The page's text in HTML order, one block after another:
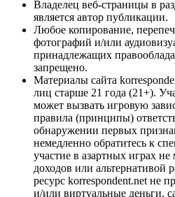
Владелец веб-страницы в
является автор публикации.
Любое копирование,
фотографий и/или
принадлежащих
запрещено.
Материалы сайта
лиц старше 21 года (21+).
может вызвать игровую
правила (принципы)
обнаружении первых
немедленно обратитесь к
участие в азартных играх
доходов или
ресурс korrespondent.net не
и/или виртуальные деньги,